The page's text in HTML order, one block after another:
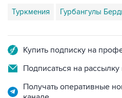
Туркмения Гурбангулы
Купить подписку на
Подписаться на
Получать оперативные